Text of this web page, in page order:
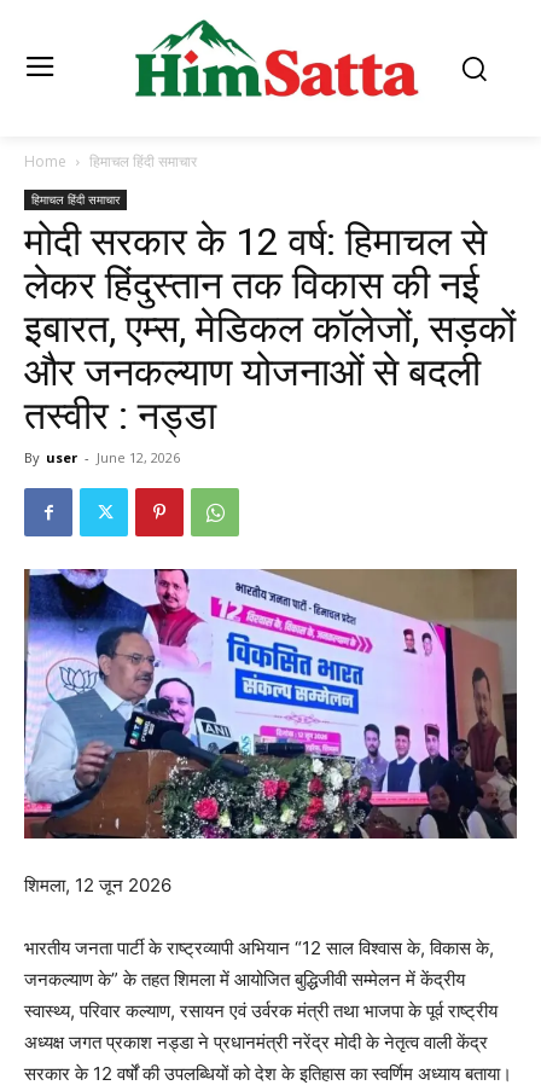
Home हिमाचल हिंदी समाचार
हिमाचल हिंदी समाचार
मोदी सरकार के 12 वर्ष: हिमाचल से
लेकर हिंदुस्तान तक विकास की नई
इबारत, एम्स, मेडिकल कॉलेजों, सड़कों
और जनकल्याण योजनाओं से बदली
तस्वीर : नड्डा
By user - June 12, 2026
शिमला, 12 जून 2026
भारतीय जनता पार्टी के राष्ट्रव्यापी अभियान “12 साल विश्वास के, विकास के,
जनकल्याण के” के तहत शिमला में आयोजित बुद्धिजीवी सम्मेलन में केंद्रीय
स्वास्थ्य, परिवार कल्याण, रसायन एवं उर्वरक मंत्री तथा भाजपा के पूर्व राष्ट्रीय
अध्यक्ष जगत प्रकाश नड्डा ने प्रधानमंत्री नरेंद्र मोदी के नेतृत्व वाली केंद्र
सरकार के 12 वर्षों की उपलब्धियों को देश के इतिहास का स्वर्णिम अध्याय बताया।